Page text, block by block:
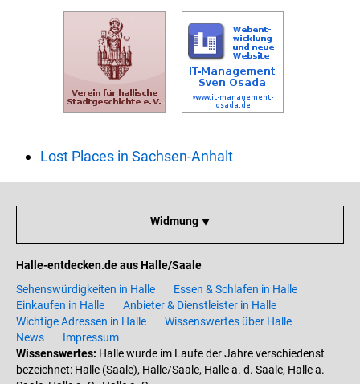
Lost Places in Sachsen-Anhalt
Widmung ⯆
Halle-entdecken.de aus Halle/Saale
Sehenswürdigkeiten in Halle
Essen & Schlafen in Halle
Einkaufen in Halle
Anbieter & Dienstleister in Halle
Wichtige Adressen in Halle
Wissenswertes über Halle
News
Impressum
Wissenswertes: Halle wurde im Laufe der Jahre verschiedenst
bezeichnet: Halle (Saale), Halle/Saale, Halle a. d. Saale, Halle a.